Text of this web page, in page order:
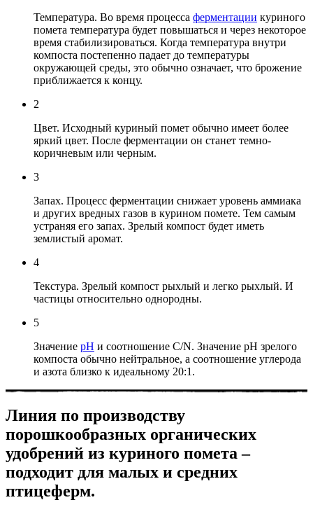
Температура. Во время процесса ферментации куриного
помета температура будет повышаться и через некоторое
время стабилизироваться. Когда температура внутри
компоста постепенно падает до температуры
окружающей среды, это обычно означает, что брожение
приближается к концу.
2
Цвет. Исходный куриный помет обычно имеет более
яркий цвет. После ферментации он станет темно-
коричневым или черным.
3
Запах. Процесс ферментации снижает уровень аммиака
и других вредных газов в курином помете. Тем самым
устраняя его запах. Зрелый компост будет иметь
землистый аромат.
4
Текстура. Зрелый компост рыхлый и легко рыхлый. И
частицы относительно однородны.
5
Значение pH и соотношение C/N. Значение pH зрелого
компоста обычно нейтральное, а соотношение углерода
и азота близко к идеальному 20:1.
Линия по производству
порошкообразных органических
удобрений из куриного помета –
подходит для малых и средних
птицеферм.